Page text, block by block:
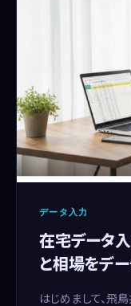
データ入力
在宅データ
と相場をデ
はじめまして、飛